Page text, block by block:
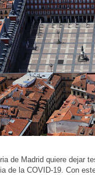
de Madrid quiere dejar
de la COVID-19. Con